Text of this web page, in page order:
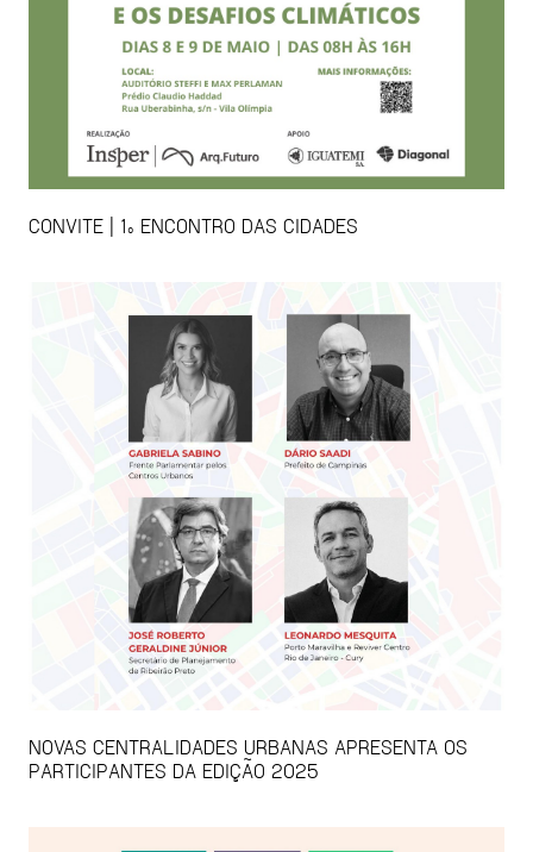
CONVITE | 1º ENCONTRO DAS CIDADES
NOVAS CENTRALIDADES URBANAS APRESENTA OS
PARTICIPANTES DA EDIÇÃO 2025